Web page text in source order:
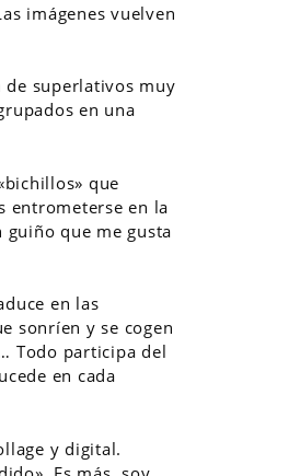
imágenes vuelven
de superlativos muy
en una
que
entrometerse en la
guiño que me gusta
en las
sonríen y se cogen
Todo participa del
en cada
y digital.